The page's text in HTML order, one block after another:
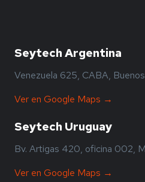
Seytech Argentina
Venezuela 625, CABA,
Ver en Google Maps →
Seytech Uruguay
Bv. Artigas 420, oficina 002,
Ver en Google Maps →